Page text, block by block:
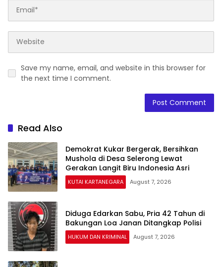
Save my name, email, and website in this browser for
the next time I comment.
Read Also
Demokrat Kukar Bergerak, Bersihkan
Mushola di Desa Selerong Lewat
Gerakan Langit Biru Indonesia Asri
KUTAI KARTANEGARA August 7, 2026
Diduga Edarkan Sabu, Pria 42 Tahun di
Bakungan Loa Janan Ditangkap Polisi
HUKUM DAN KRIMINAL August 7, 2026